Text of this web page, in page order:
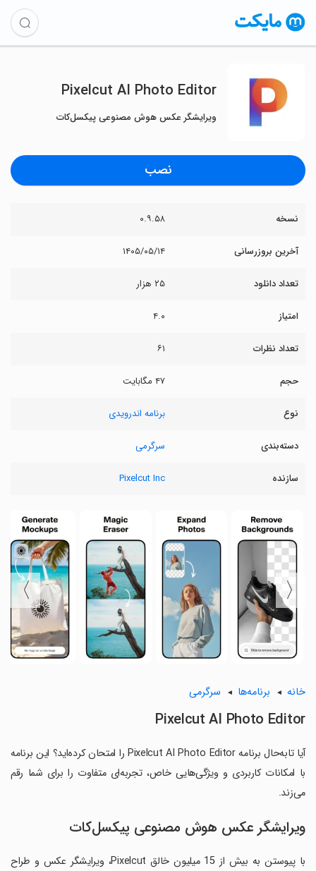
Pixelcut AI Photo Editor
ویرایشگر عکس هوش مصنوعی پیکسل‌کات
نصب
نسخه ۰.۹.۵۸
آخرین بروزرسانی ۱۴۰۵/۰۵/۱۴
تعداد دانلود ۲۵ هزار
امتیاز ۴.۰
تعداد نظرات ۶۱
حجم ۴۷ مگابایت
نوع برنامه اندرویدی
دسته‌بندی سرگرمی
سازنده Pixelcut Inc
〈
〉
خانه برنامه‌ها سرگرمی
Pixelcut AI Photo Editor
آیا تابه‌حال برنامه Pixelcut AI Photo Editor را امتحان کرده‌اید؟ این برنامه
با امکانات کاربردی و ویژگی‌هایی خاص، تجربه‌ای متفاوت را برای شما رقم
می‌زند.
ویرایشگر عکس هوش مصنوعی پیکسل‌کات
با پیوستن به بیش از 15 میلیون خالق Pixelcut، ویرایشگر عکس و طراح